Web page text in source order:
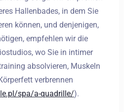
Hallenbades, in dem Sie
können, und denjenigen,
empfehlen wir die
wo Sie in intimer
absolvieren, Muskeln
verbrennen
spa/a-quadrille/).